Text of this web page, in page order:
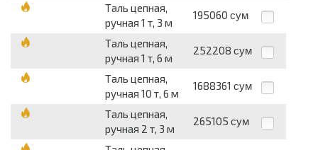
Таль цепная,
ручная 1 т, 3 м
195060 сум
Таль цепная,
ручная 1 т, 6 м
252208 сум
Таль цепная,
ручная 10 т, 6 м
1688361 сум
Таль цепная,
ручная 2 т, 3 м
265105 сум